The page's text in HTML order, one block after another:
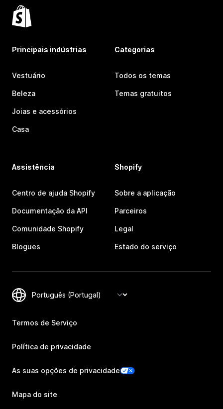
Principais indústrias
Vestuário
Beleza
Joias e acessórios
Casa
Categorias
Todos os temas
Temas gratuitos
Assistência
Centro de ajuda Shopify
Documentação da API
Comunidade Shopify
Blogues
Shopify
Sobre a aplicação
Parceiros
Legal
Estado do serviço
Termos de Serviço
Política de privacidade
As suas opções de privacidade
Mapa do site